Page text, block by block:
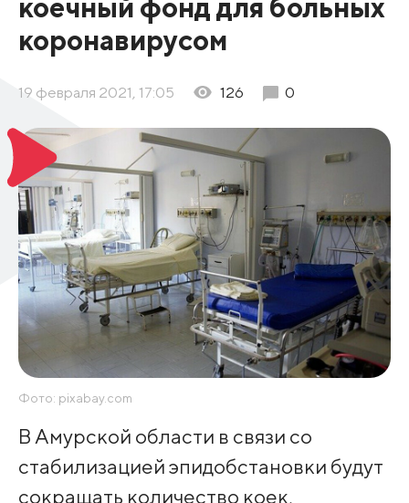
коечный фонд для больных
коронавирусом
19 февраля 2021, 17:05 126 0
Фото: pixabay.com
В Амурской области в связи со
стабилизацией эпидобстановки будут
сокращать количество коек,